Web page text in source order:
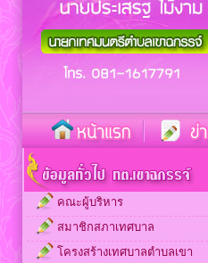
คณะผู้บริหาร
สมาชิกสภาเทศบาล
โครงสร้างเทศบาลตำบลเขา